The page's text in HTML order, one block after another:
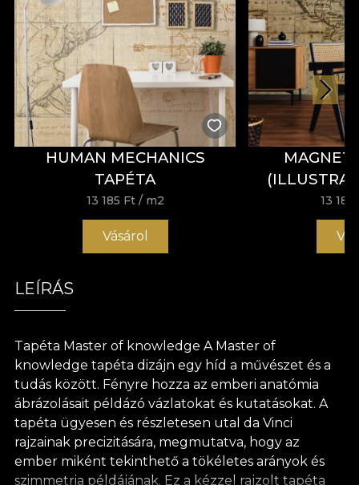
HUMAN MECHANICS
TAPÉTA
13 185 Ft / m2
Vásárol
13 185
LEÍRÁS
Tapéta Master of knowledge A Master of
knowledge tapéta dizájn egy híd a művészet és a
tudás között. Fényre hozza az emberi anatómia
ábrázolásait példázó vázlatokat és kutatásokat. A
tapéta ügyesen és részletesen utal da Vinci
rajzainak precizitására, megmutatva, hogy az
ember miként tekinthető a tökéletes arányok és
szimmetria példájának. Ez a kézzel rajzolt tapéta